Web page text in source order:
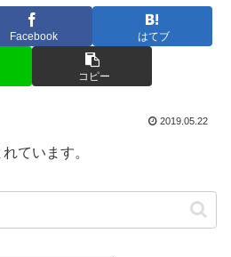
Facebook はてブ
コピー
2019.05.22
ています。